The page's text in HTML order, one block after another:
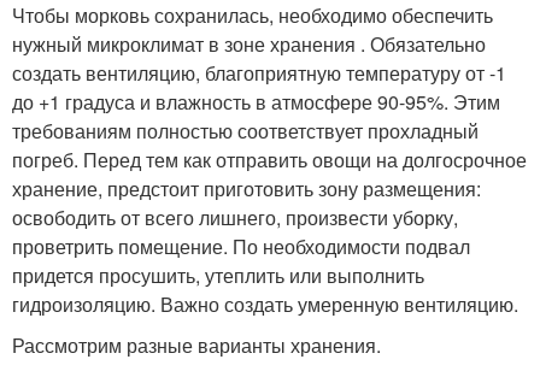
Чтобы морковь сохранилась, необходимо обеспечить
нужный микроклимат в зоне хранения . Обязательно
создать вентиляцию, благоприятную температуру от -1
до +1 градуса и влажность в атмосфере 90-95%. Этим
требованиям полностью соответствует прохладный
погреб. Перед тем как отправить овощи на долгосрочное
хранение, предстоит приготовить зону размещения:
освободить от всего лишнего, произвести уборку,
проветрить помещение. По необходимости подвал
придется просушить, утеплить или выполнить
гидроизоляцию. Важно создать умеренную вентиляцию.
Рассмотрим разные варианты хранения.